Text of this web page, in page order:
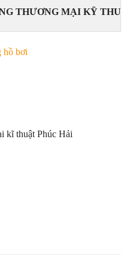
THƯƠNG MẠI KỸ
hồ bơi
kĩ thuật Phúc Hải